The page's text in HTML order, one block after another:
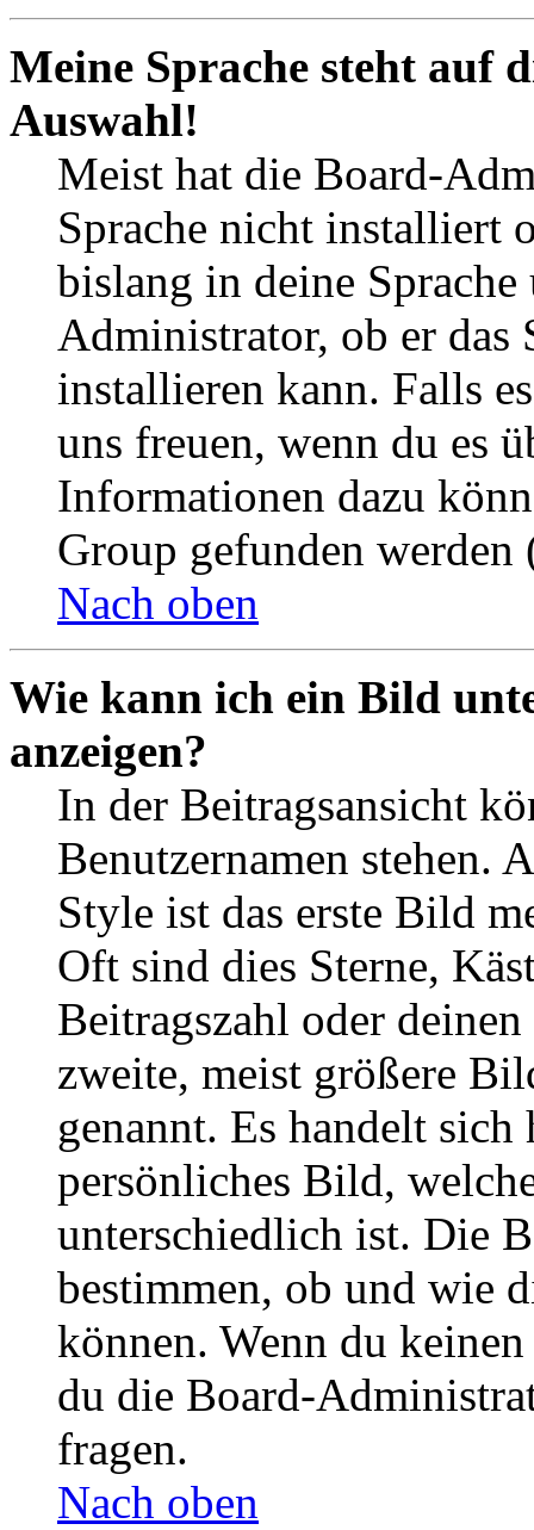
Meine Sprache steht auf
Auswahl!
Meist hat die Board-
Sprache nicht installiert
bislang in deine
Administrator, ob er das
installieren kann. Falls
uns freuen, wenn du es
Informationen dazu
Group gefunden
Nach oben
Wie kann ich ein Bild
anzeigen?
In der Beitragsansicht
Benutzernamen stehen.
Style ist das erste Bild
Oft sind dies Sterne,
Beitragszahl oder
zweite, meist größere
genannt. Es handelt
persönliches Bild,
unterschiedlich ist. Die
bestimmen, ob und wie
können. Wenn du
du die Board-
fragen.
Nach oben